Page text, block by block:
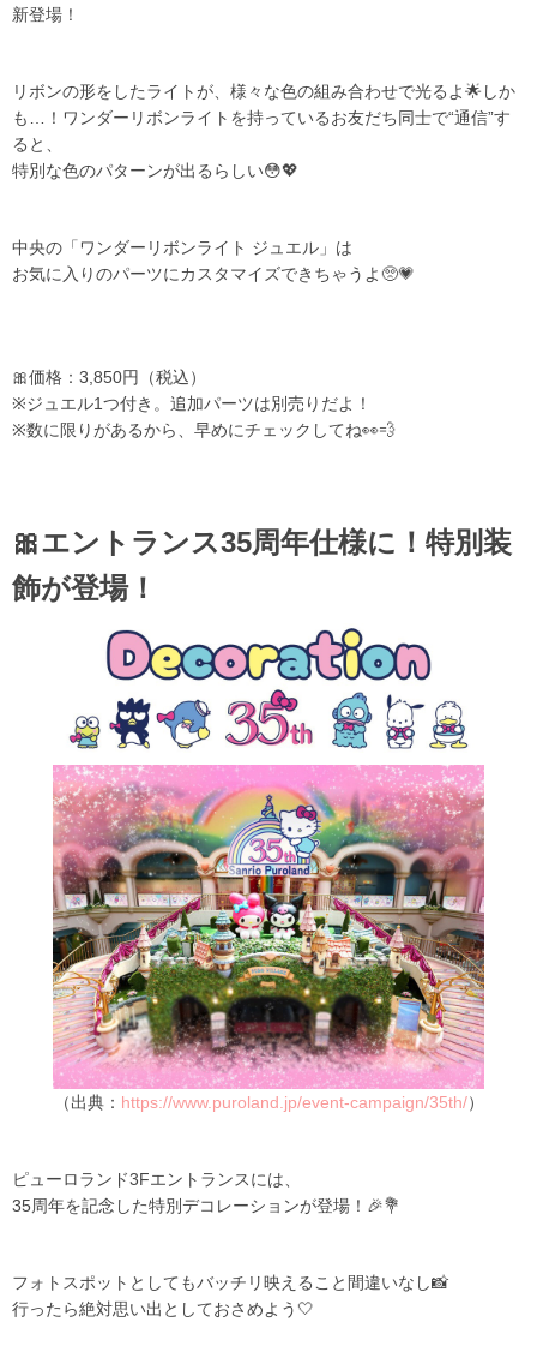
新登場！
リボンの形をしたライトが、様々な色の組み合わせで光るよ🌟しか
も…！ワンダーリボンライトを持っているお友だち同士で“通信”す
ると、
特別な色のパターンが出るらしい😳💖
中央の「ワンダーリボンライト ジュエル」は
お気に入りのパーツにカスタマイズできちゃうよ🥺💗
🎀価格：3,850円（税込）
※ジュエル1つ付き。追加パーツは別売りだよ！
※数に限りがあるから、早めにチェックしてね👀💨
🎀エントランス35周年仕様に！特別装
飾が登場！
（出典： https://www.puroland.jp/event-campaign/35th/）
ピューロランド3Fエントランスには、
35周年を記念した特別デコレーションが登場！🎉💐
フォトスポットとしてもバッチリ映えること間違いなし📸
行ったら絶対思い出としておさめよう🤍